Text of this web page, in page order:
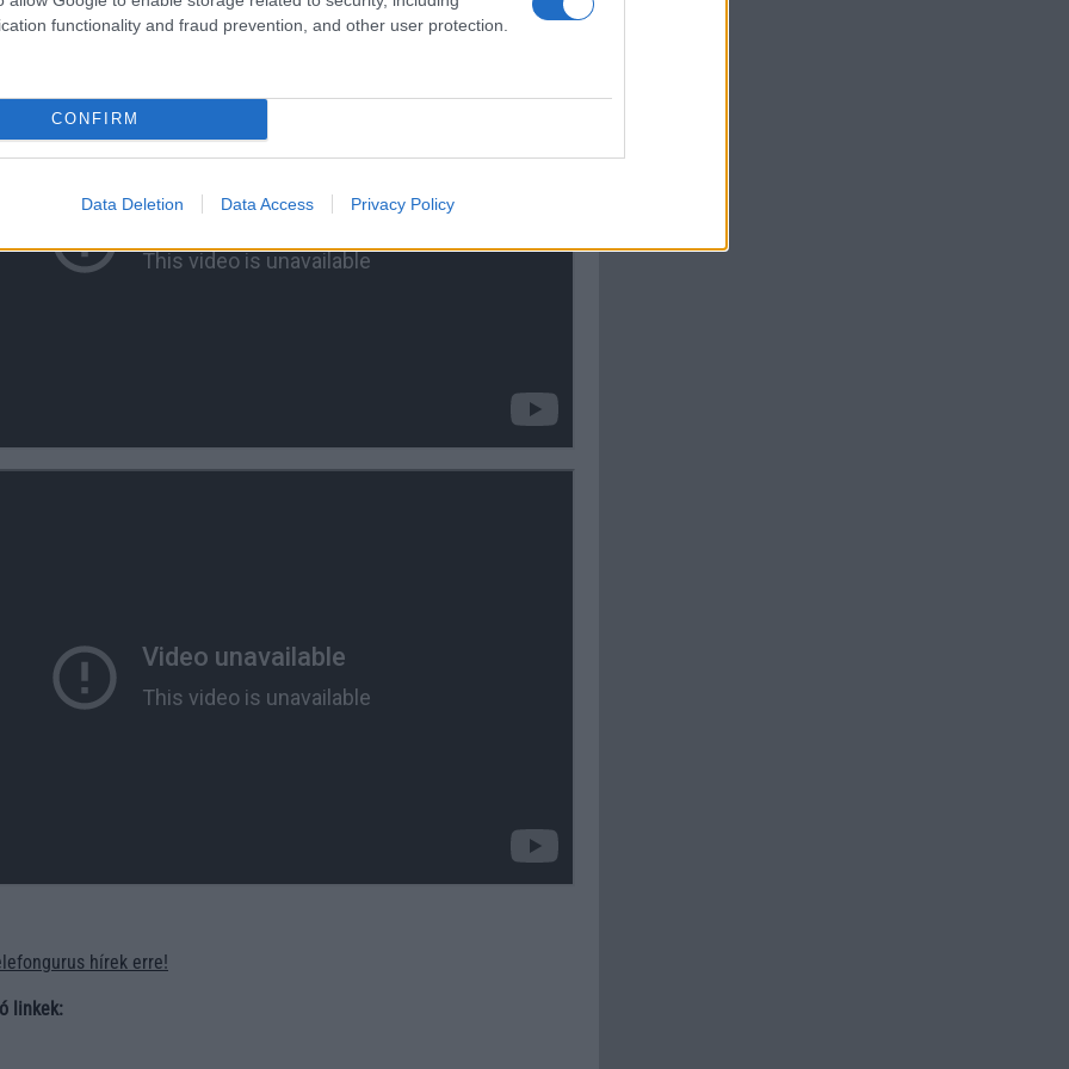
functionality and fraud prevention, and other user protection.
CONFIRM
Data Deletion Data Access Privacy Policy
hírek erre!
linkek: